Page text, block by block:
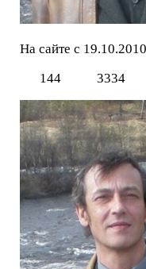
На сайте с 19.10.2010
144
3334